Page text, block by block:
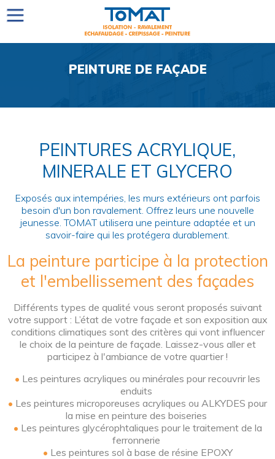
PEINTURE DE FAÇADE
PEINTURES ACRYLIQUE,
MINERALE ET GLYCERO
Exposés aux intempéries, les murs extérieurs ont parfois
besoin d'un bon ravalement. Offrez leurs une nouvelle
jeunesse. TOMAT utilisera une peinture adaptée et un
savoir-faire qui les protégera durablement.
La peinture participe à la protection
et l'embellissement des façades
Différents types de qualité vous seront proposés suivant
votre support : L’état de votre façade et son exposition aux
conditions climatiques sont des critères qui vont influencer
le choix de la peinture de façade. Laissez-vous aller et
participez à l'ambiance de votre quartier !
• Les peintures acryliques ou minérales pour recouvrir les
enduits
• Les peintures microporeuses acryliques ou ALKYDES pour
la mise en peinture des boiseries
• Les peintures glycérophtaliques pour le traitement de la
ferronnerie
• Les peintures sol à base de résine EPOXY